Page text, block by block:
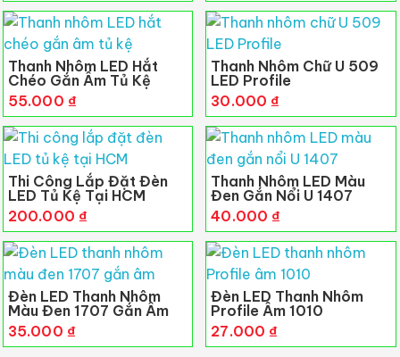
Thanh Nhôm LED Hắt
Chéo Gắn Âm Tủ Kệ
55.000 ₫
Thanh Nhôm Chữ U 509
LED Profile
30.000 ₫
Thi Công Lắp Đặt Đèn
LED Tủ Kệ Tại HCM
200.000 ₫
Thanh Nhôm LED Màu
Đen Gắn Nổi U 1407
40.000₫
Đèn LED Thanh Nhôm
Màu Đen 1707 Gắn Âm
35.000 ₫
Đèn LED Thanh Nhôm
Profile Âm 1010
27.000₫